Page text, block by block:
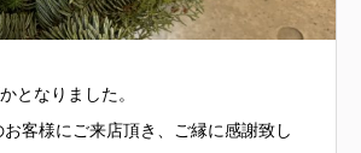
となりました。
客様にご来店頂き、ご縁に感謝致し